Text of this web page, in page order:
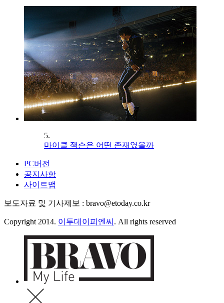
5.
마이클 잭슨은 어떤 존재였을까
PC버전
공지사항
사이트맵
보도자료 및 기사제보 : bravo@etoday.co.kr
Copyright 2014. 이투데이피엔씨 . All rights reserved